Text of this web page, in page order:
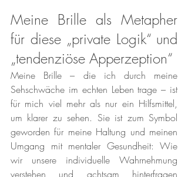
Meine Brille als Metapher
für diese „private Logik“ und
„tendenziöse Apperzeption“
Meine Brille – die ich durch meine
Sehschwäche im echten Leben trage – ist
für mich viel mehr als nur ein Hilfsmittel,
um klarer zu sehen. Sie ist zum Symbol
geworden für meine Haltung und meinen
Umgang mit mentaler Gesundheit: Wie
wir unsere individuelle Wahrnehmung
verstehen und achtsam hinterfragen